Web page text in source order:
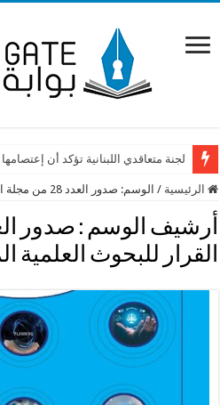
لجنة متعاقدي اللبنانية تؤكد أن
الرئيسية / الوسم: صدور العدد 28 من مجلة القرار للبحوث العلمية المُحكّمة
أرشيف الوسم :
القرار للبحوث العلمية